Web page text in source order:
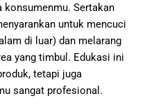
konsumenmu. Sertakan
untuk mencuci
di luar) dan melarang
yang timbul. Edukasi ini
tetapi juga
sangat profesional.